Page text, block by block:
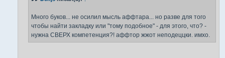
Много буков... не осилил мысль аффтара... но разве для того
чтобы найти закладку или "тому подобное" - для этого, что? -
нужна СВЕРХ компетенция?! аффтор жжот неподеццки. имхо.